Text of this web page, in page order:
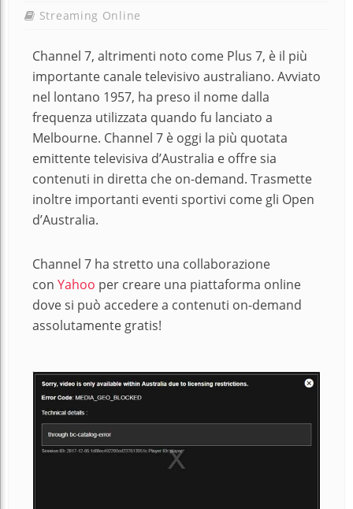
Streaming Online
Channel 7, altrimenti noto come Plus 7, è il più
importante canale televisivo australiano. Avviato
nel lontano 1957, ha preso il nome dalla
frequenza utilizzata quando fu lanciato a
Melbourne. Channel 7 è oggi la più quotata
emittente televisiva d’Australia e offre sia
contenuti in diretta che on-demand. Trasmette
inoltre importanti eventi sportivi come gli Open
d’Australia.
Channel 7 ha stretto una collaborazione
con Yahoo per creare una piattaforma online
dove si può accedere a contenuti on-demand
assolutamente gratis!